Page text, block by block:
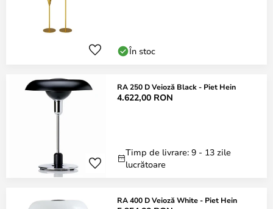
În stoc
RA 250 D Veioză Black - Piet Hein
4.622,00 RON
Timp de livrare: 9 - 13 zile
lucrătoare
RA 400 D Veioză White - Piet Hein